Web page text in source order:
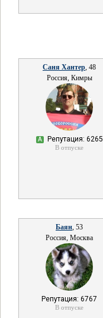
Саня Хантер, 48
Россия, Кимры
А Репутация: 6265
В отпуске
Баян, 53
Россия, Москва
Репутация: 6767
В отпуске